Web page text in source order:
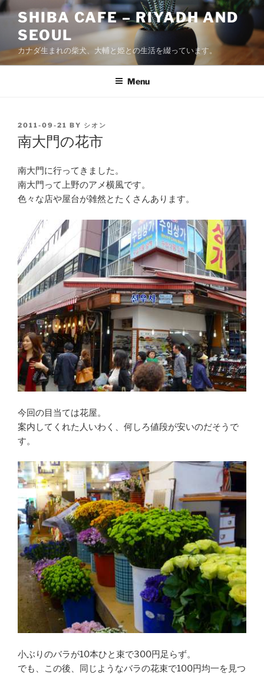
Skip
content
SHIBA CAFE – RIYADH AND
SEOUL
カナダ生まれの柴犬、大輔と姫との生活を綴っています。
Menu
POSTED
ON
2011-09-21 BY シオン
南大門の花市
南大門に行ってきました。
南大門って上野のアメ横風です。
色々な店や屋台が雑然とたくさんあります。
今回の目当ては花屋。
案内してくれた人いわく、何しろ値段が安いのだそうで
す。
小ぶりのバラが10本ひと束で300円足らず。
でも、この後、同じようなバラの花束で100円均一を見つ